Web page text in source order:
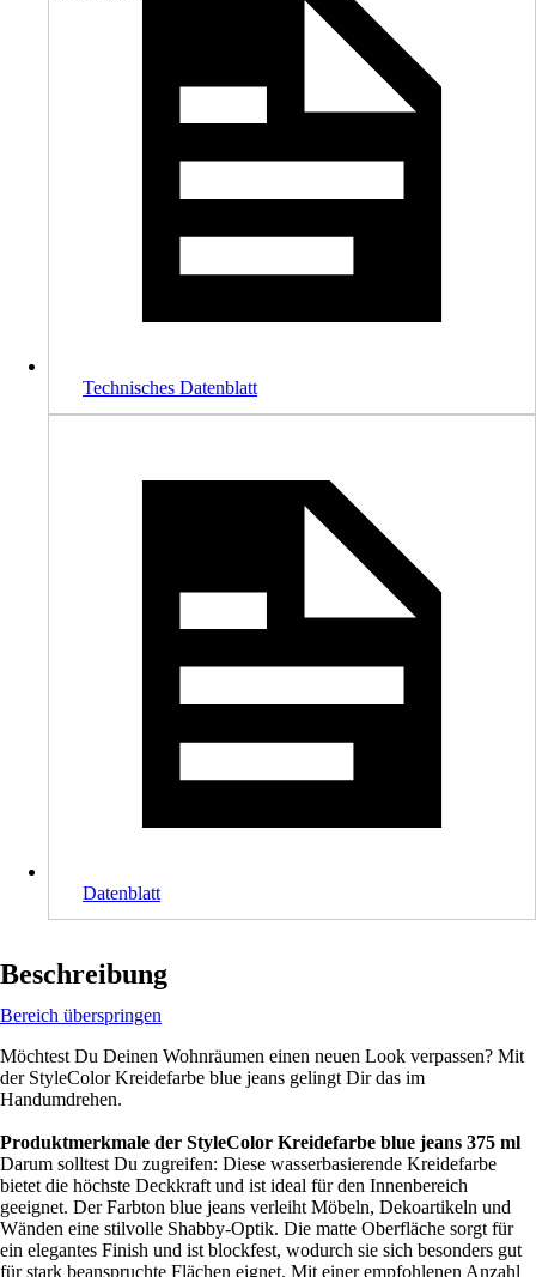
Technisches Datenblatt
Datenblatt
Beschreibung
Bereich überspringen
Möchtest Du Deinen Wohnräumen einen neuen Look verpassen? Mit
der StyleColor Kreidefarbe blue jeans gelingt Dir das im
Handumdrehen.
Produktmerkmale der StyleColor Kreidefarbe blue jeans 375 ml
Darum solltest Du zugreifen: Diese wasserbasierende Kreidefarbe
bietet die höchste Deckkraft und ist ideal für den Innenbereich
geeignet. Der Farbton blue jeans verleiht Möbeln, Dekoartikeln und
Wänden eine stilvolle Shabby-Optik. Die matte Oberfläche sorgt für
ein elegantes Finish und ist blockfest, wodurch sie sich besonders gut
für stark beanspruchte Flächen eignet. Mit einer empfohlenen Anzahl